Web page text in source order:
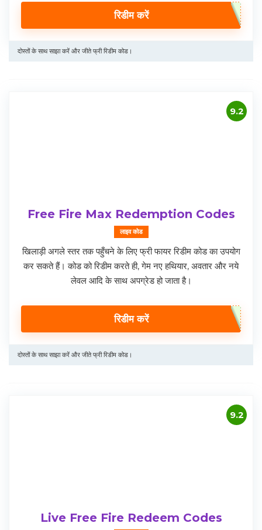
रिडीम करें
दोस्तों के साथ साझा करें और जीते फ्री रिडीम कोड।
9.2
Free Fire Max Redemption Codes
लाइव कोड
खिलाड़ी अगले स्तर तक पहुँचने के लिए फ्री फायर रिडीम कोड का उपयोग
कर सकते हैं। कोड को रिडीम करते ही, गेम नए हथियार, अवतार और नये
लेवल आदि के साथ अपग्रेड हो जाता है।
रिडीम करें
दोस्तों के साथ साझा करें और जीते फ्री रिडीम कोड।
9.2
Live Free Fire Redeem Codes